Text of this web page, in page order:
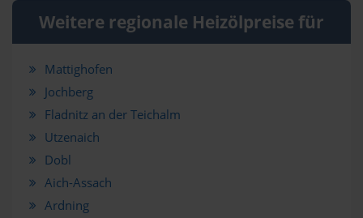
Weitere regionale Heizölpreise für
Mattighofen
Jochberg
Fladnitz an der Teichalm
Utzenaich
Dobl
Aich-Assach
Ardning